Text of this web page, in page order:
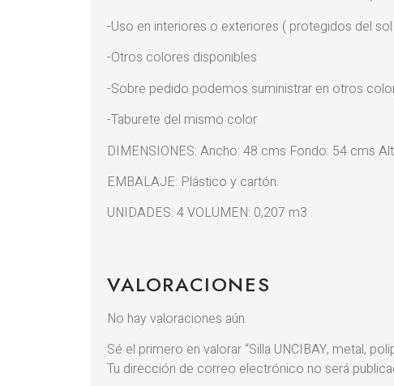
-Uso en interiores o exteriores ( protegidos del sol
-Otros colores disponibles
-Sobre pedido podemos suministrar en otros
-Taburete del mismo color
DIMENSIONES: Ancho: 48 cms Fondo: 54 cms
EMBALAJE: Plástico y cartón.
UNIDADES: 4 VOLUMEN: 0,207 m3
VALORACIONES
No hay valoraciones aún.
Sé el primero en valorar “Silla UNCIBAY, metal,
Tu dirección de correo electrónico no será